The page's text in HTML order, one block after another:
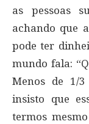
as pessoas
achando que
pode ter
mundo fala:
Menos de 1/
insisto que
termos